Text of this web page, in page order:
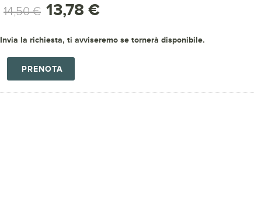
14,50 € 13,78 €
Invia la richiesta, ti avviseremo se tornerà disponibile.
PRENOTA